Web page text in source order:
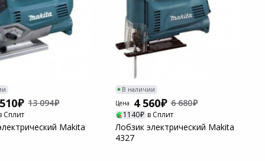
13 094
Сплит
Makita
В наличии
Цена
4 560 6 680
1140 в Сплит
Лобзик электрический Makita
4327